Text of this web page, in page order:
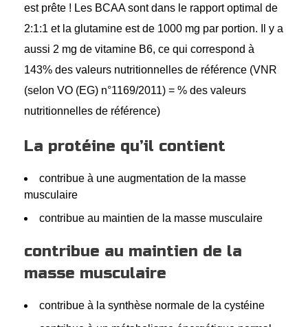
est prête ! Les BCAA sont dans le rapport optimal de
2:1:1 et la glutamine est de 1000 mg par portion. Il y a
aussi 2 mg de vitamine B6, ce qui correspond à
143% des valeurs nutritionnelles de référence (VNR
(selon VO (EG) n°1169/2011) = % des valeurs
nutritionnelles de référence)
La protéine qu’il contient
contribue à une augmentation de la masse
musculaire
contribue au maintien de la masse musculaire
contribue au maintien de la
masse musculaire
contribue à la synthèse normale de la cystéine